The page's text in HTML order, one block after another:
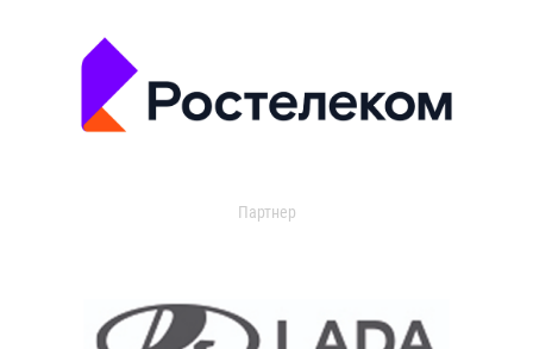
Партнер